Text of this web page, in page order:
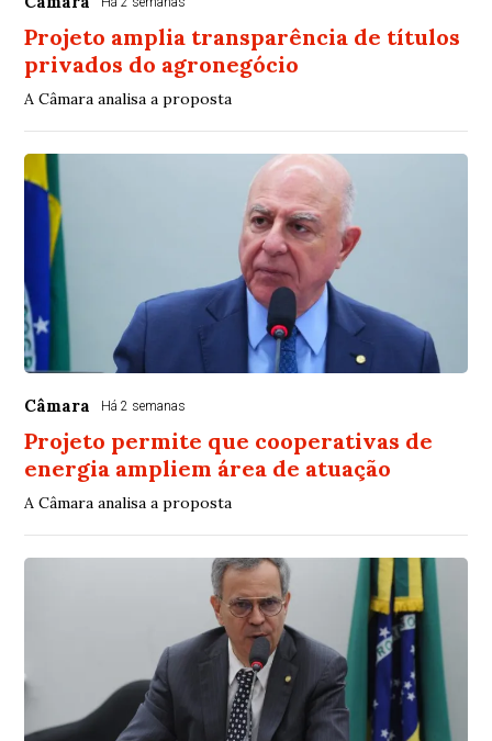
Projeto amplia transparência de títulos
privados do agronegócio
A Câmara analisa a proposta
Câmara Há 2 semanas
Projeto permite que cooperativas de
energia ampliem área de atuação
A Câmara analisa a proposta